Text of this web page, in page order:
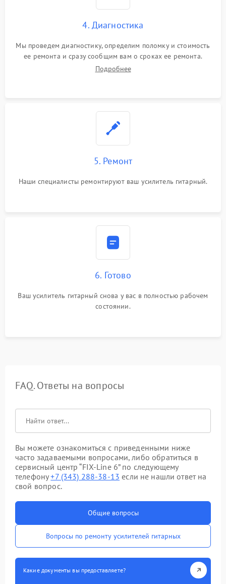
4. Диагностика
Мы проведем диагностику, определим поломку и стоимость
ее ремонта и сразу сообщим вам о сроках ее ремонта.
Подробнее
5. Ремонт
Наши специалисты ремонтируют ваш усилитель гитарный.
6. Готово
Ваш усилитель гитарный снова у вас в полностью рабочем
состоянии.
FAQ. Ответы на вопросы
Вы можете ознакомиться с приведенными ниже
часто задаваемыми вопросами, либо обратиться в
сервисный центр “FIX-Line 6” по следующему
телефону+7 (343) 288-38-13 если не нашли ответ на
свой вопрос.
Общие вопросы
Вопросы по ремонту усилителей гитарных
Какие документы вы предоставляете?